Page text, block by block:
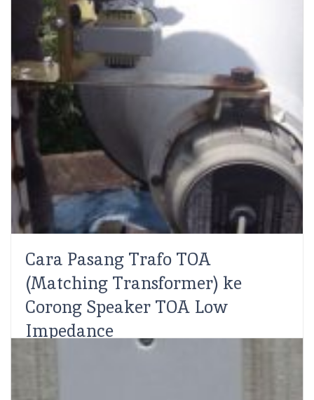
CCTV sudah menjadi hal yang lumrah siapapun dapat
memilikinya dengan mudah, CCTV sudah menjadi
barang...
Read More Share:
Cara Pasang Trafo TOA
(Matching Transformer) ke
Corong Speaker TOA Low
Impedance